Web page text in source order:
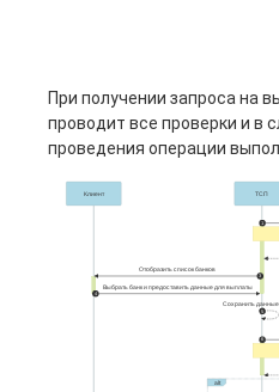
При получении запроса на
проводит все проверки и в
проведения операции